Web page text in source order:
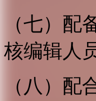
（七）
核编辑人
（八）